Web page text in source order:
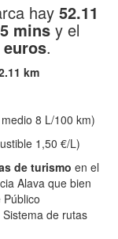
hay 52.11
mins y el
euros.
km
8 L/100 km)
1,50 €/L)
de turismo en el
Alava que bien
de rutas